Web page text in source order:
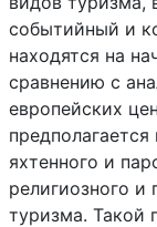
событийный и
находятся на
сравнению с
европейских
яхтенного и
религиозного и
туризма. Такой